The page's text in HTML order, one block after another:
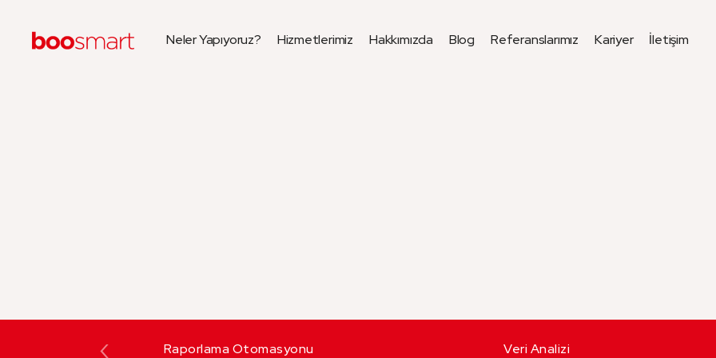
Neler Yapıyoruz? Hizmetlerimiz Hakkımızda Blog Referanslarımız Kariyer İletişim
Raporlama Otomasyonu Veri Analizi
‹